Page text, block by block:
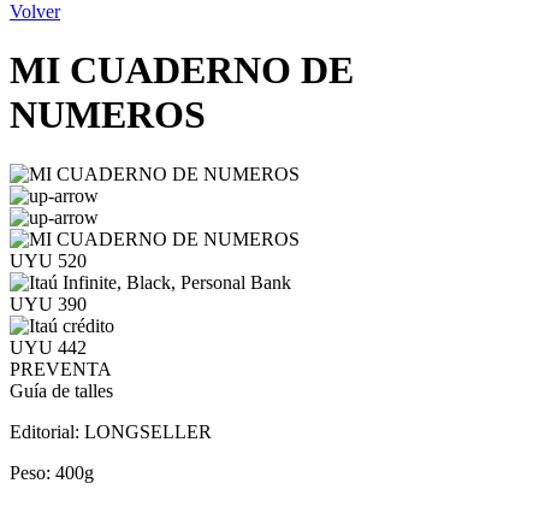
Volver
MI CUADERNO DE
NUMEROS
UYU 520
UYU 390
UYU 442
PREVENTA
Guía de talles
Editorial: LONGSELLER
Peso: 400g